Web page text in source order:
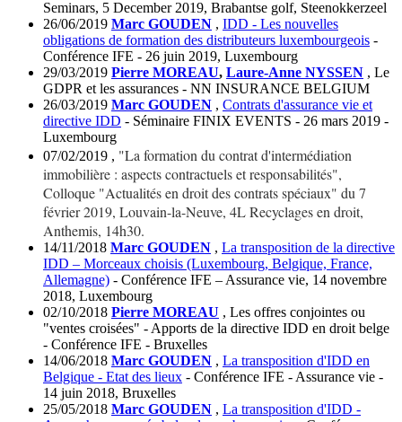
Seminars, 5 December 2019, Brabantse golf, Steenokkerzeel
26/06/2019 Marc GOUDEN , IDD - Les nouvelles
obligations de formation des distributeurs luxembourgeois -
Conférence IFE - 26 juin 2019, Luxembourg
29/03/2019 Pierre MOREAU, Laure-Anne NYSSEN , Le
GDPR et les assurances - NN INSURANCE BELGIUM
26/03/2019 Marc GOUDEN , Contrats d'assurance vie et
directive IDD - Séminaire FINIX EVENTS - 26 mars 2019 -
Luxembourg
07/02/2019 , "La formation du contrat d'intermédiation
immobilière : aspects contractuels et responsabilités",
Colloque "Actualités en droit des contrats spéciaux" du 7
février 2019, Louvain-la-Neuve, 4L Recyclages en droit,
Anthemis, 14h30.
14/11/2018 Marc GOUDEN , La transposition de la directive
IDD – Morceaux choisis (Luxembourg, Belgique, France,
Allemagne) - Conférence IFE – Assurance vie, 14 novembre
2018, Luxembourg
02/10/2018 Pierre MOREAU , Les offres conjointes ou
"ventes croisées" - Apports de la directive IDD en droit belge
- Conférence IFE - Bruxelles
14/06/2018 Marc GOUDEN , La transposition d'IDD en
Belgique - Etat des lieux - Conférence IFE - Assurance vie -
14 juin 2018, Bruxelles
25/05/2018 Marc GOUDEN , La transposition d'IDD -